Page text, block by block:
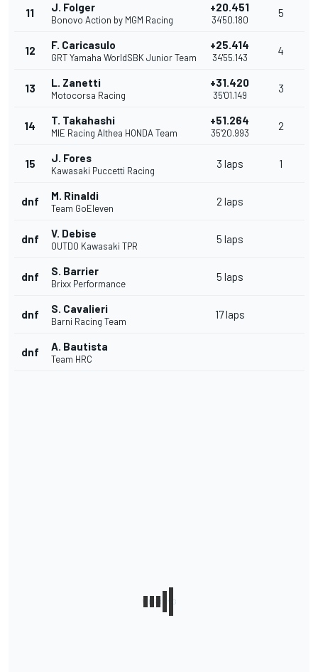
11 J. Folger
Bonovo Action by MGM Racing
+20.451
34'50.180
5
12 F. Caricasulo
GRT Yamaha WorldSBK Junior Team
+25.414
34'55.143
4
13 L. Zanetti
Motocorsa Racing
+31.420
35'01.149
3
14 T. Takahashi
MIE Racing Althea HONDA Team
+51.264
35'20.993
2
15 J. Fores
Kawasaki Puccetti Racing
3 laps 1
dnf M. Rinaldi
Team GoEleven
2 laps
dnf V. Debise
OUTDO Kawasaki TPR
5 laps
dnf S. Barrier
Brixx Performance
5 laps
dnf S. Cavalieri
Barni Racing Team
17 laps
dnf A. Bautista
Team HRC